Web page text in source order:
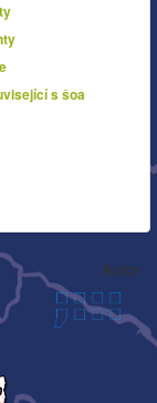
s šoa
Autor